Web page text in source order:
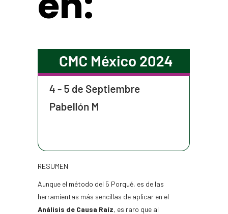
RESUMEN
Aunque el método del 5 Porqué, es de las
herramientas más sencillas de aplicar en el
Análisis de Causa Raíz, es raro que al